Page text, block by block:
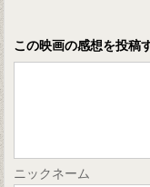
この映画の感想を投稿
ニックネーム